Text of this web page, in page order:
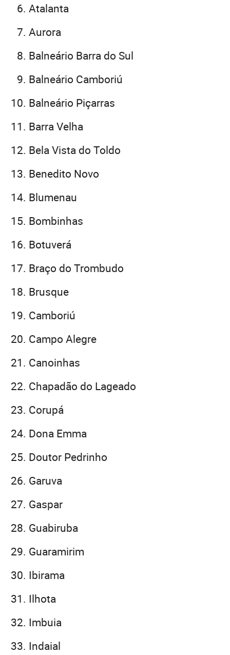
Atalanta
Aurora
Balneário Barra do Sul
Balneário Camboriú
Balneário Piçarras
Barra Velha
Bela Vista do Toldo
Benedito Novo
Blumenau
Bombinhas
Botuverá
Braço do Trombudo
Brusque
Camboriú
Campo Alegre
Canoinhas
Chapadão do Lageado
Corupá
Dona Emma
Doutor Pedrinho
Garuva
Gaspar
Guabiruba
Guaramirim
Ibirama
Ilhota
Imbuia
Indaial